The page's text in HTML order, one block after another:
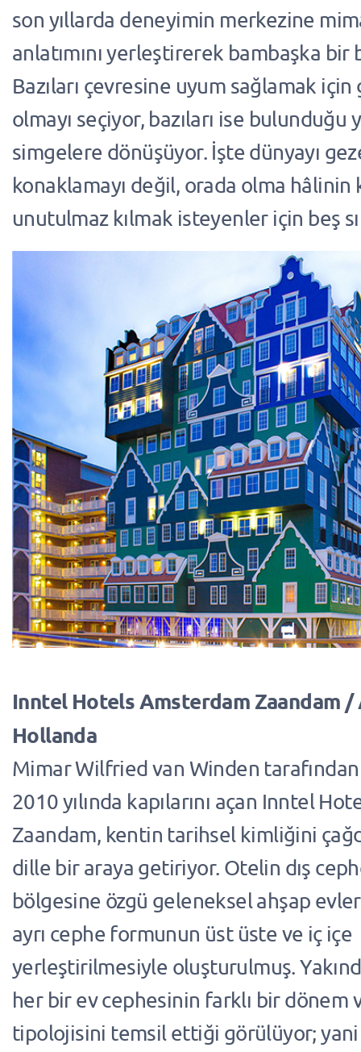
son yıllarda deneyimin merkezine
anlatımını yerleştirerek bambaşka bir
Bazıları çevresine uyum sağlamak
olmayı seçiyor, bazıları ise bulunduğu
simgelere dönüşüyor. İşte dünyayı
konaklamayı değil, orada olma hâlinin
unutulmaz kılmak isteyenler için beş
Inntel Hotels Amsterdam Zaandam /
Hollanda
Mimar Wilfried van Winden
2010 yılında kapılarını açan Inntel
Zaandam, kentin tarihsel kimliğini
dille bir araya getiriyor. Otelin dış
bölgesine özgü geleneksel ahşap
ayrı cephe formunun üst üste ve iç içe
yerleştirilmesiyle oluşturulmuş.
her bir ev cephesinin farklı bir dönem
tipolojisini temsil ettiği görülüyor; yani